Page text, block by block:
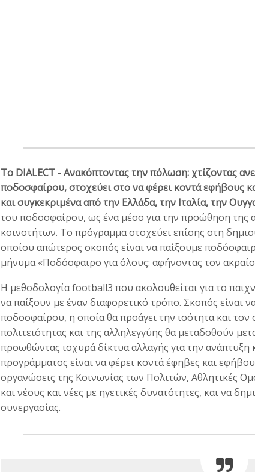
Το DIALECT - Ανακόπτοντας την πόλωση: χτίζοντας
ποδοσφαίρου, στοχεύει στο να φέρει κοντά εφήβους
και συγκεκριμένα από την Ελλάδα, την Ιταλία, την
του ποδοσφαίρου, ως ένα μέσο για την προώθηση της
κοινοτήτων. Το πρόγραμμα στοχεύει επίσης στη
οποίου απώτερος σκοπός είναι να παίξουμε
μήνυμα «Ποδόσφαιρο για όλους: αφήνοντας τον
Η μεθοδολογία football3 που ακολουθείται για το
να παίξουν με έναν διαφορετικό τρόπο. Σκοπός είναι
ποδοσφαίρου, η οποία θα προάγει την ισότητα και
πολιτειότητας και της αλληλεγγύης θα μεταδοθούν
προωθώντας ισχυρά δίκτυα αλλαγής για την
προγράμματος είναι να φέρει κοντά έφηβες και
οργανώσεις της Κοινωνίας των Πολιτών, Αθλητικές
και νέους και νέες με ηγετικές δυνατότητες, και να
συνεργασίας.